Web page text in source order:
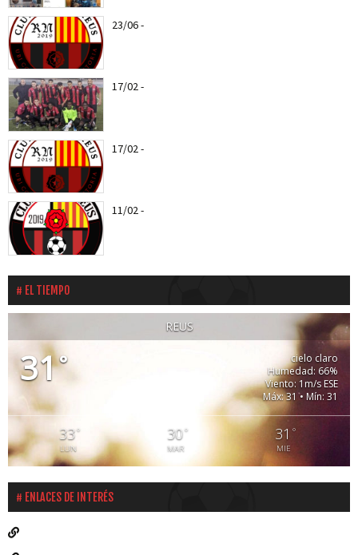
23/06-
17/02-
17/02-
11/02-
EL TIEMPO
REUS
31°
cielo claro
Humedad: 66%
Viento: 1m/s ESE
Máx: 31 • Mín: 31
33°
LUN
30°
MAR
31 °
MIE
ENLACES DE INTERÉS